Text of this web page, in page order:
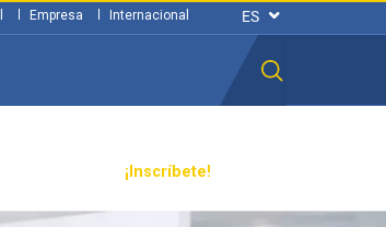
¡Inscríbete!
Empresa Internacional